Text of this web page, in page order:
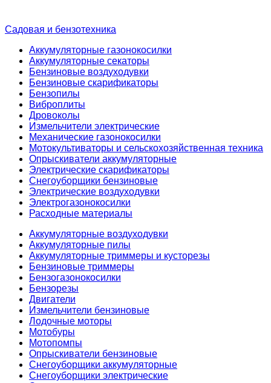
Садовая и бензотехника
Аккумуляторные газонокосилки
Аккумуляторные секаторы
Бензиновые воздуходувки
Бензиновые скарификаторы
Бензопилы
Виброплиты
Дровоколы
Измельчители электрические
Механические газонокосилки
Мотокультиваторы и сельскохозяйственная техника
Опрыскиватели аккумуляторные
Электрические скарификаторы
Снегоуборщики бензиновые
Электрические воздуходувки
Электрогазонокосилки
Расходные материалы
Аккумуляторные воздуходувки
Аккумуляторные пилы
Аккумуляторные триммеры и кусторезы
Бензиновые триммеры
Бензогазонокосилки
Бензорезы
Двигатели
Измельчители бензиновые
Лодочные моторы
Мотобуры
Мотопомпы
Опрыскиватели бензиновые
Снегоуборщики аккумуляторные
Снегоуборщики электрические